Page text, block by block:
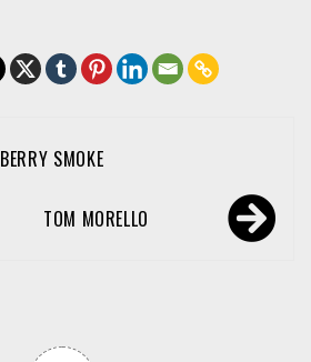
SMOKE
TOM MORELLO